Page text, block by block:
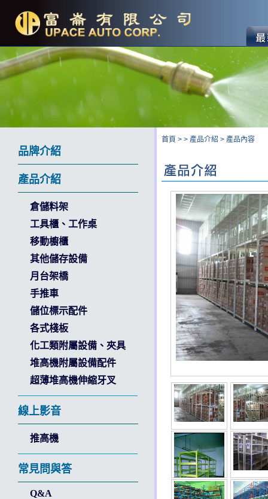
品牌介紹
產品介紹
倉儲料架
工具櫃、工作桌
移動櫥櫃
其他儲存設備
月台架橋
手推車
儲位標示配件
各式棧板
化工類附屬設備、夾具
堆高機附屬設備配件
超薄堆高機伸縮牙叉
線上影音
推高機
常見問與答
Q&A
首頁 > > 產品介紹 > 產品內容